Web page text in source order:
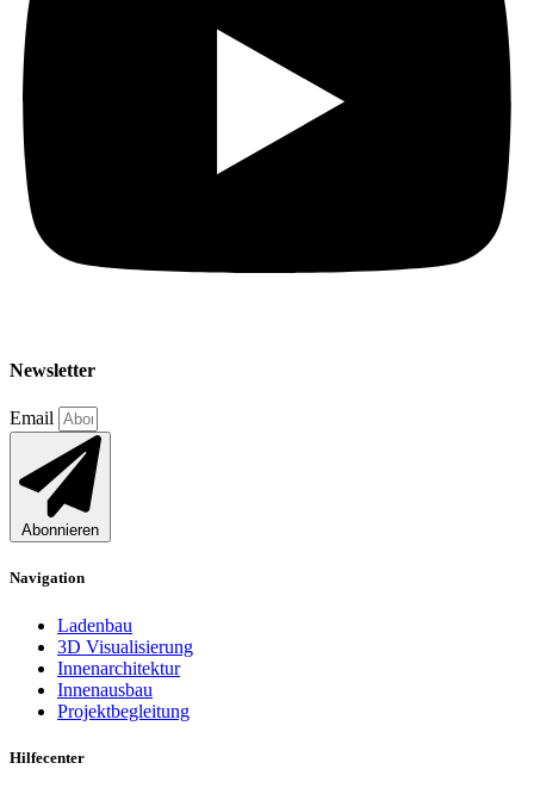
Newsletter
Email
Abonnieren
Navigation
Ladenbau
3D Visualisierung
Innenarchitektur
Innenausbau
Projektbegleitung
Hilfecenter